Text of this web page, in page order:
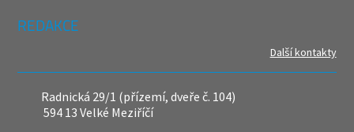
REDAKCE
Další kontakty
Radnická 29/1 (přízemí, dveře č. 104)
594 13 Velké Meziříčí